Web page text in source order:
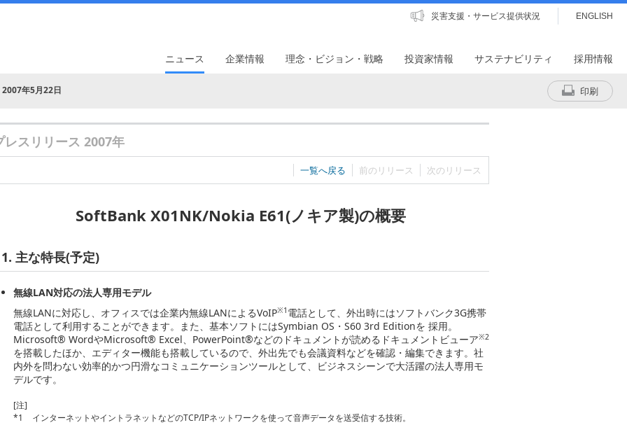
災害支援・サービス提供状況 ENGLISH
ニュース 企業情報 理念・ビジョン・戦略 投資家情報 サステナビリティ 採用情報
2007年5月22日 印刷
レスリリース 2007年
一覧へ戻る 前のリリース 次のリリース
SoftBank X01NK/Nokia E61(ノキア製)の概要
1. 主な特長(予定)
無線LAN対応の法人専用モデル
無線LANに対応し、オフィスでは企業内無線LANによるVoIP※1 電話として、外出時にはソフトバンク3G携帯
電話として利用することができます。また、基本ソフトにはSymbian OS・S60 3rd Editionを 採用。
Microsoft® WordやMicrosoft® Excel、PowerPoint®などのドキュメントが読めるドキュメントビューア※2
を搭載したほか、エディター機能も搭載しているので、外出先でも会議資料などを確認・編集できます。社
内外を問わない効率的かつ円滑なコミュニケーションツールとして、ビジネスシーンで大活躍の法人専用モ
デルです。
[注]
*1
インターネットやイントラネットなどのTCP/IPネットワークを使って音声データを送受信する技術。